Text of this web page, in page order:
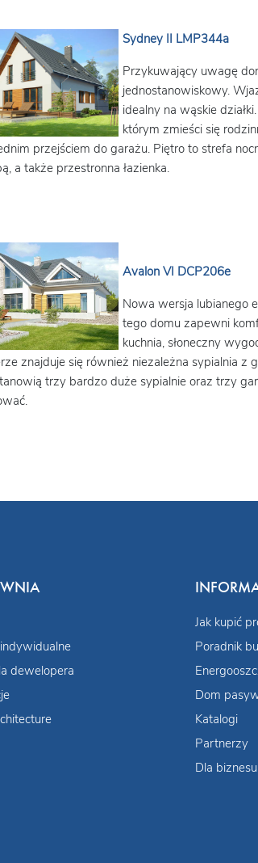
Sydney II LMP344a
Przykuwający uwagę
jednostanowiskowy.
idealny na wąskie
którym zmieści się
przejściem do garażu. Piętro to strefa
a także przestronna łazienka.
Avalon VI DCP206e
Nowa wersja lubianego
tego domu zapewni
kuchnia, słoneczny
znajduje się również niezależna sypialnia z
trzy bardzo duże sypialnie oraz trzy
dewelopera
Jak kupić
Poradnik
Dom
Katalogi
Partnerzy
Dla biznesu